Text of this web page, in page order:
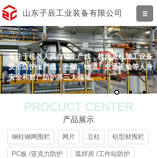
山东子辰工业装备有限公司
专注于机器人及自动生产线，机床及机加工设备
安全防护生产线，仓储、物流、交通运输等人身
安全和财产防护等三大领域。
PROCUCT CENTER
产品展示
钢柱钢网围栏 网片 立柱 铝型材围栏
PC板 /亚克力防护 弧焊房 /工作站防护